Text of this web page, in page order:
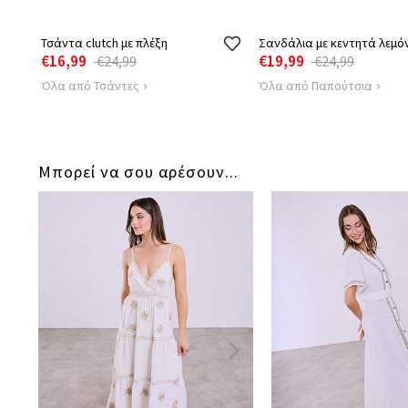
Τσάντα clutch με πλέξη
€16,99 €24,99
Όλα από Τσάντες
Σανδάλια με κεντητά
€19,99 €24,99
Όλα από Παπούτσια
Μπορεί να σου αρέσουν...